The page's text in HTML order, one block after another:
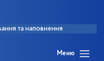
та наповнення
Меню